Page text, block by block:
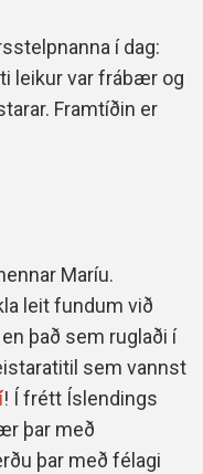
í dag:
leikur var frábær og
Framtíðin er
Maríu.
leit fundum við
það sem ruglaði í
sem vannst
! Í frétt Íslendings
þar með
þar með félagi